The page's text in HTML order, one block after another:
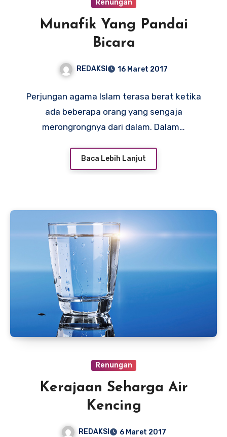
Renungan
Munafik Yang Pandai
Bicara
REDAKSI 16 Maret 2017
Perjungan agama Islam terasa berat ketika
ada beberapa orang yang sengaja
merongrongnya dari dalam. Dalam…
Baca Lebih Lanjut
Renungan
Kerajaan Seharga Air
Kencing
REDAKSI 6 Maret 2017